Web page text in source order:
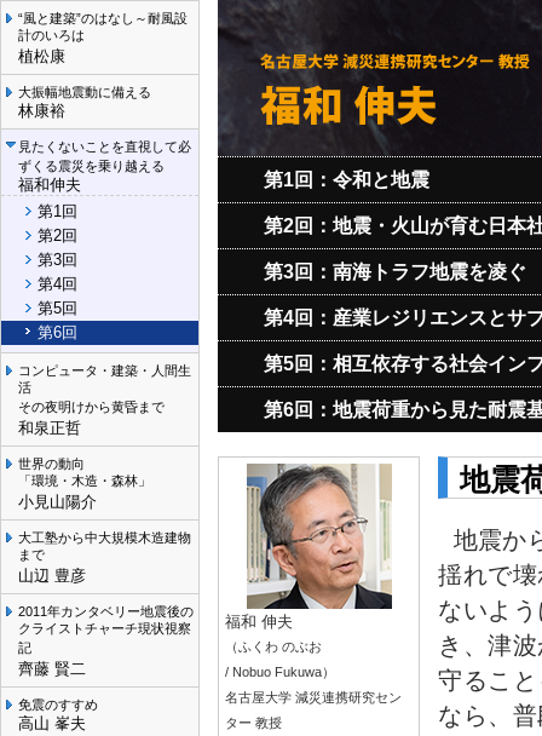
“風と建築”のはなし～耐風設
計のいろは
植松康
大振幅地震動に備える
林康裕
見たくないことを直視して必
ずくる震災を乗り越える
福和伸夫
第1回
第2回
第3回
第4回
第5回
第6回
コンピュータ・建築・人間生
活
その夜明けから黄昏まで
和泉正哲
世界の動向
「環境・木造・森林」
小見山陽介
大工塾から中大規模木造建物
まで
山辺 豊彦
2011年カンタベリー地震後の
クライストチャーチ現状視察
記
齊藤 賢二
免震のすすめ
高山 峯夫
第1回：令和と地震
第2回：地震・火山が育む日本
第3回：南海トラフ地震を凌ぐ
第4回：産業レジリエンスとサ
第5回：相互依存する社会イン
第6回：地震荷重から見た耐震
福和 伸夫
（ふくわ のぶお
/ Nobuo Fukuwa）
名古屋大学 減災連携研究セン
ター 教授
地震
地震か
揺れで
ないよ
き、津
守るこ
なら、